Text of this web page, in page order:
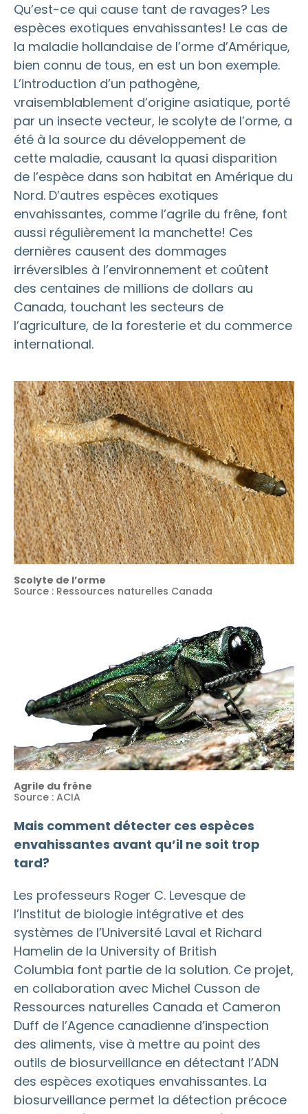
Qu’est-ce qui cause tant de ravages? Les
espèces exotiques envahissantes! Le cas de
la maladie hollandaise de l’orme d’Amérique,
bien connu de tous, en est un bon exemple.
L’introduction d’un pathogène,
vraisemblablement d’origine asiatique, porté
par un insecte vecteur, le scolyte de l’orme, a
été à la source du développement de
cette maladie, causant la quasi disparition
de l’espèce dans son habitat en Amérique du
Nord. D’autres espèces exotiques
envahissantes, comme l’agrile du frêne, font
aussi régulièrement la manchette! Ces
dernières causent des dommages
irréversibles à l’environnement et coûtent
des centaines de millions de dollars au
Canada, touchant les secteurs de
l’agriculture, de la foresterie et du commerce
international.
Scolyte de l’orme
Source : Ressources naturelles Canada
Agrile du frêne
Source : ACIA
Mais comment détecter ces espèces
envahissantes avant qu’il ne soit trop
tard?
Les professeurs Roger C. Levesque de
l’Institut de biologie intégrative et des
systèmes de l’Université Laval et Richard
Hamelin de la University of British
Columbia font partie de la solution. Ce projet,
en collaboration avec Michel Cusson de
Ressources naturelles Canada et Cameron
Duff de l’Agence canadienne d’inspection
des aliments, vise à mettre au point des
outils de biosurveillance en détectant l’ADN
des espèces exotiques envahissantes. La
biosurveillance permet la détection précoce